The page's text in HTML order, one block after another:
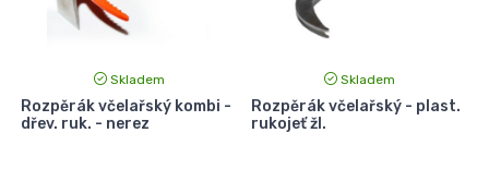
Skladem
Rozpěrák včelařský kombi -
dřev. ruk. - nerez
Skladem
Rozpěrák včelařský - plast.
rukojeť žl.